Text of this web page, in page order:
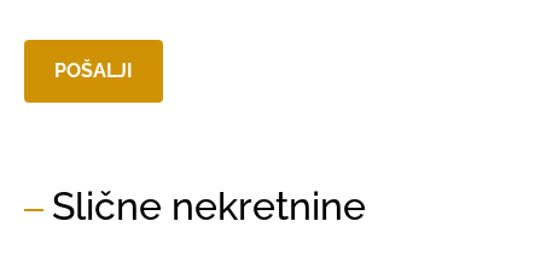
Slične nekretnine